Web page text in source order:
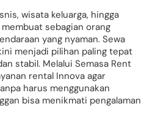
wisata keluarga, hingga
sebagian orang
yang nyaman. Sewa
menjadi pilihan paling tepat
stabil. Melalui Semasa Rent
rental Innova agar
harus menggunakan
bisa menikmati pengalaman